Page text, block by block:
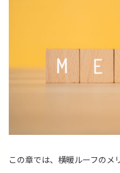
この章では、横暖ルーフのメ